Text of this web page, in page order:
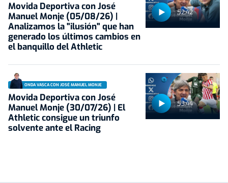
52:42
Movida Deportiva con José
Manuel Monje (05/08/26) |
Analizamos la "ilusión" que han
generado los últimos cambios en
el banquillo del Athletic
53:44
ONDA VASCA CON JOSÉ MANUEL MONJE
Movida Deportiva con José
Manuel Monje (30/07/26) | El
Athletic consigue un triunfo
solvente ante el Racing